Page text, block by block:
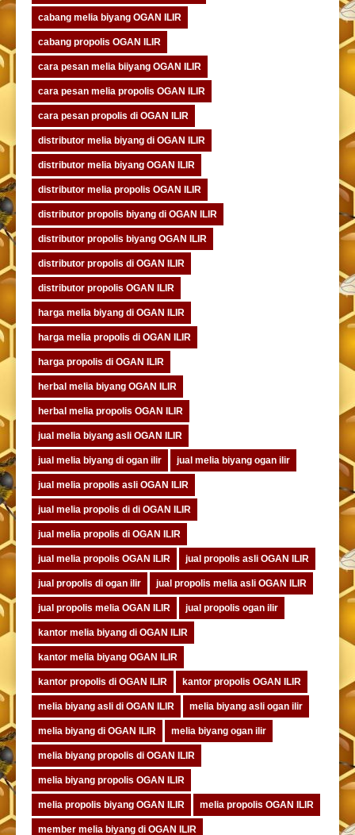
cabang melia biyang OGAN ILIR
cabang propolis OGAN ILIR
cara pesan melia biiyang OGAN ILIR
cara pesan melia propolis OGAN ILIR
cara pesan propolis di OGAN ILIR
distributor melia biyang di OGAN ILIR
distributor melia biyang OGAN ILIR
distributor melia propolis OGAN ILIR
distributor propolis biyang di OGAN ILIR
distributor propolis biyang OGAN ILIR
distributor propolis di OGAN ILIR
distributor propolis OGAN ILIR
harga melia biyang di OGAN ILIR
harga melia propolis di OGAN ILIR
harga propolis di OGAN ILIR
herbal melia biyang OGAN ILIR
herbal melia propolis OGAN ILIR
jual melia biyang asli OGAN ILIR
jual melia biyang di ogan ilir jual melia biyang ogan ilir
jual melia propolis asli OGAN ILIR
jual melia propolis di di OGAN ILIR
jual melia propolis di OGAN ILIR
jual melia propolis OGAN ILIR jual propolis asli OGAN ILIR
jual propolis di ogan ilir jual propolis melia asli OGAN ILIR
jual propolis melia OGAN ILIR jual propolis ogan ilir
kantor melia biyang di OGAN ILIR
kantor melia biyang OGAN ILIR
kantor propolis di OGAN ILIR kantor propolis OGAN ILIR
melia biyang asli di OGAN ILIR melia biyang asli ogan ilir
melia biyang di OGAN ILIR melia biyang ogan ilir
melia biyang propolis di OGAN ILIR
melia biyang propolis OGAN ILIR
melia propolis biyang OGAN ILIR melia propolis OGAN ILIR
member melia biyang di OGAN ILIR